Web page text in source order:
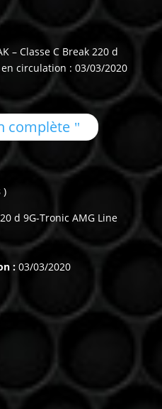
– Classe C Break 220 d
circulation : 03/03/2020
complète
)
d 9G-Tronic AMG Line
:03/03/2020